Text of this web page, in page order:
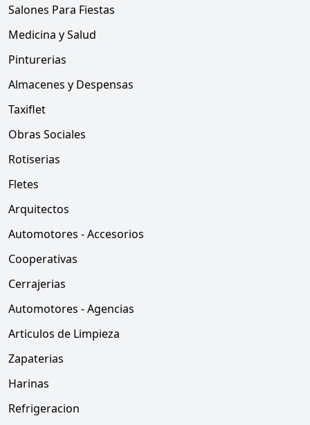
Salones Para Fiestas
Medicina y Salud
Pinturerias
Almacenes y Despensas
Taxiflet
Obras Sociales
Rotiserias
Fletes
Arquitectos
Automotores - Accesorios
Cooperativas
Cerrajerias
Automotores - Agencias
Articulos de Limpieza
Zapaterias
Harinas
Refrigeracion